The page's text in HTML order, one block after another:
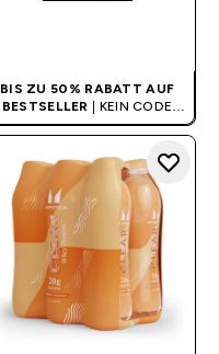
BIS ZU 50% RABATT AUF
BESTSELLER | KEIN CODE
BENÖTIGT